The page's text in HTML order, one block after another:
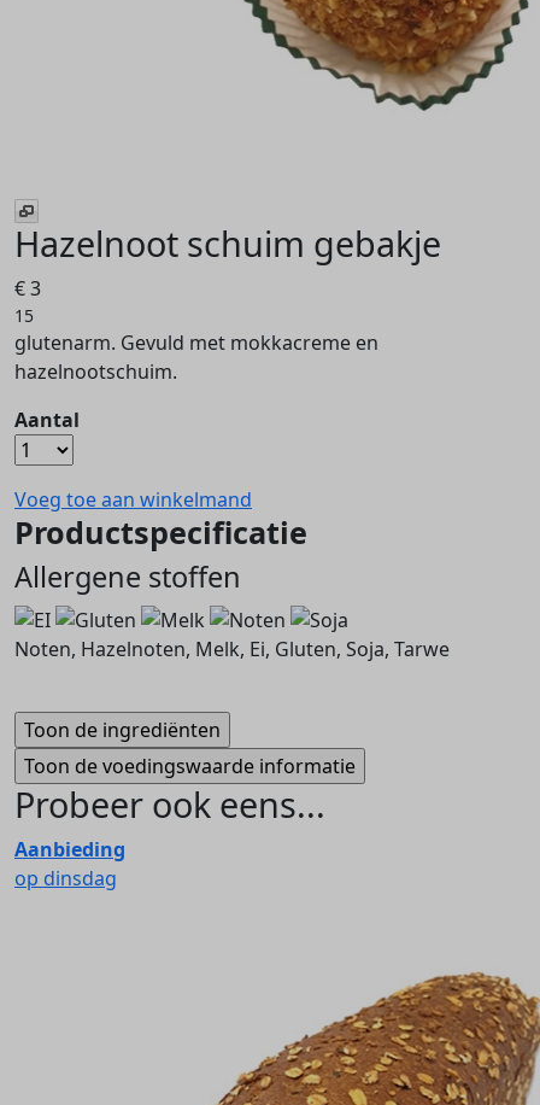
Hazelnoot schuim gebakje
€ 3
15
glutenarm. Gevuld met mokkacreme en
hazelnootschuim.
Aantal
Voeg toe aan winkelmand
Productspecificatie
Allergene stoffen
Noten, Hazelnoten, Melk, Ei, Gluten, Soja, Tarwe
Probeer ook eens...
Aanbieding
op dinsdag